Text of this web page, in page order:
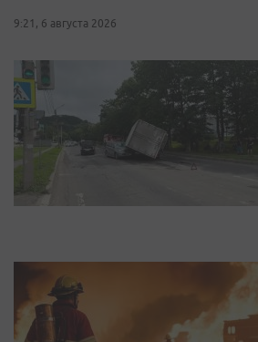
9:21, 6 августа 2026